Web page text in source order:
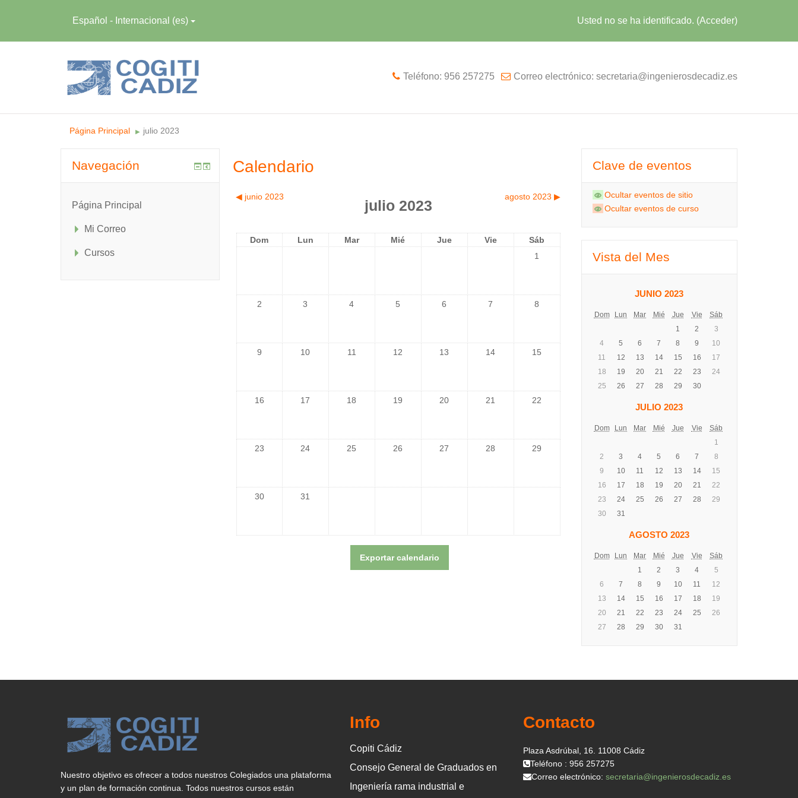
Usted no se ha identificado. (Acceder)
Español - Internacional ‎(es)‎
Teléfono: 956 257275 Correo electrónico: secretaria@ingenierosdecadiz.es
Página Principal ▶︎ julio 2023
Calendario
◀︎ junio 2023
julio 2023
agosto 2023 ▶︎
Dom Lun Mar Mié Jue Vie
Sáb
1
2 3 4 5 6 7 8
9 10 11 12 13 14 15
16 17 18 19 20 21 22
23 24 25 26 27 28 29
30 31
Navegación
Página Principal
Mi Correo
Cursos
Clave de eventos
Ocultar eventos de sitio
Ocultar eventos de curso
Vista del Mes
JUNIO 2023
Dom Lun Mar Mié Jue Vie
Sáb
1
2
3
4
5 6 7 8 9
10
11
12 13 14 15 16
17
18
19 20 21 22 23
24
25
26 27 28 29 30
JULIO 2023
Dom Lun Mar Mié Jue Vie
Sáb
1
2
3 4 5 6 7
8
9
10 11 12 13 14
15
16
17 18 19 20 21
22
23
24 25 26 27 28
29
30
31
AGOSTO 2023
Dom Lun Mar Mié Jue Vie
Sáb
1
2 3 4
5
6
7 8 9 10 11
12
13
14 15 16 17 18
19
20
21 22 23 24 25
26
27
28 29 30 31
Nuestro objetivo es ofrecer a todos nuestros Colegiados una plataforma
y un plan de formación continua. Todos nuestros cursos están
Info
Copiti Cádiz
Consejo General de Graduados en
Ingeniería rama industrial e
Contacto
Plaza Asdrúbal, 16. 11008 Cádiz
Teléfono : 956 257275
Correo electrónico:secretaria@ingenierosdecadiz.es